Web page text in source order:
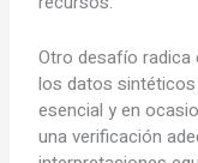
Otro desafío radica
los datos
esencial y en
una verificación